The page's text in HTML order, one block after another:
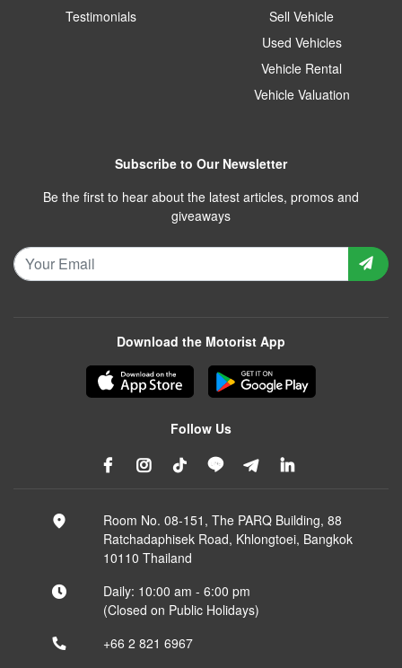
Testimonials
Sell Vehicle
Used Vehicles
Vehicle Rental
Vehicle Valuation
Subscribe to Our Newsletter
Be the first to hear about the latest articles, promos and
giveaways
Download the Motorist App
Follow Us
Room No. 08-151, The PARQ Building, 88
Ratchadaphisek Road, Khlongtoei, Bangkok
10110 Thailand
Daily: 10:00 am - 6:00 pm
(Closed on Public Holidays)
+66 2 821 6967